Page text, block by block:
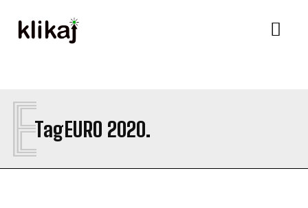
TagEURO 2020.
E